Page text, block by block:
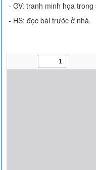
- GV: tranh minh họa trong
- HS: đọc bài trước ở nhà.